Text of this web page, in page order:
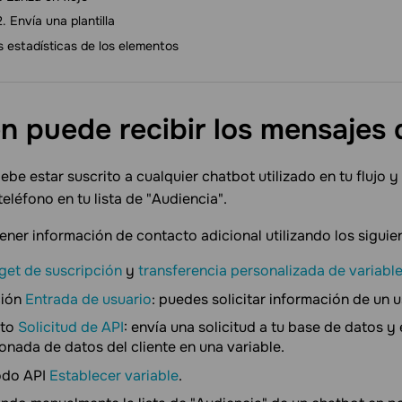
Envía una plantilla
estadísticas de los elementos
puede recibir los
estar suscrito a cualquier chatbot utilizado en tu flujo
en tu lista de "Audiencia".
información de contacto adicional utilizando los
de suscripción y transferencia personalizada de
Entrada de usuario: puedes solicitar información de un
Solicitud de API: envía una solicitud a tu base de datos
de datos del cliente en una variable.
API Establecer variable.